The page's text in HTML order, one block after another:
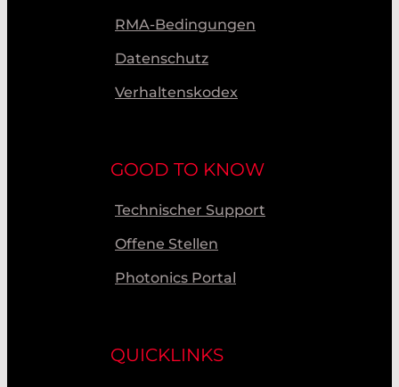
RMA-Bedingungen
Datenschutz
Verhaltenskodex
GOOD TO KNOW
Technischer Support
Offene Stellen
Photonics Portal
QUICKLINKS